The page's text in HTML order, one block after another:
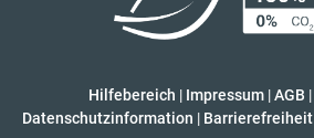
Hilfebereich | Impressum |AGB |
Datenschutzinformation | Barrierefreiheit